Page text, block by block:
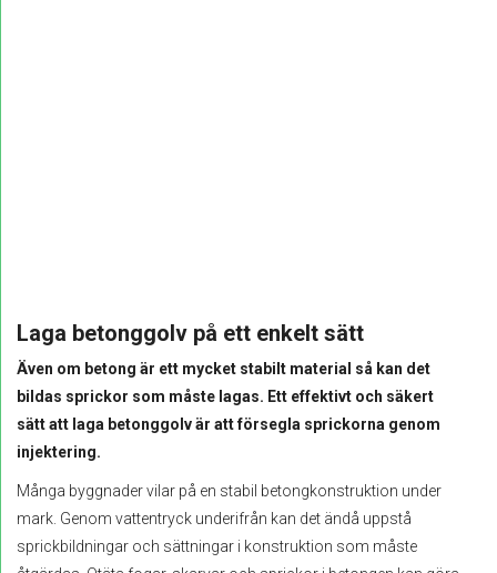
Laga betonggolv på ett enkelt sätt
Även om betong är ett mycket stabilt material så kan det
bildas sprickor som måste lagas. Ett effektivt och säkert
sätt att laga betonggolv är att försegla sprickorna genom
injektering.
Många byggnader vilar på en stabil betongkonstruktion under
mark. Genom vattentryck underifrån kan det ändå uppstå
sprickbildningar och sättningar i konstruktion som måste